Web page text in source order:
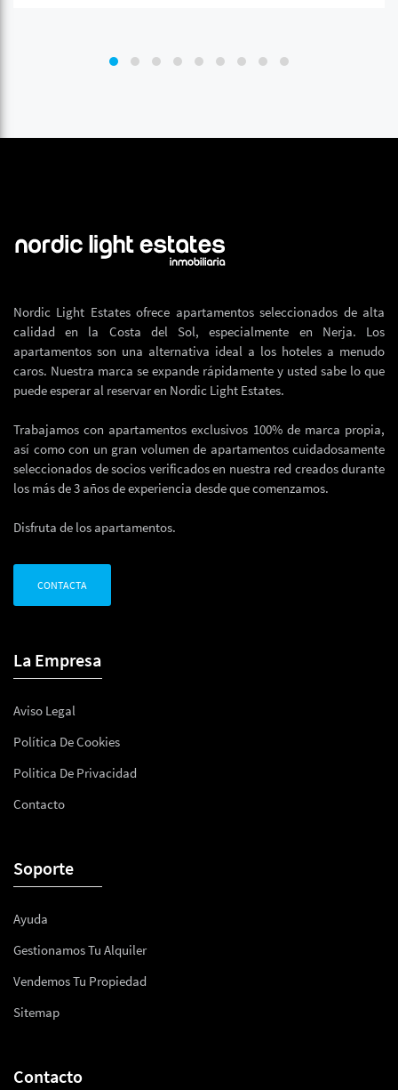
Nordic Light Estates ofrece apartamentos seleccionados de alta
calidad en la Costa del Sol, especialmente en Nerja. Los
apartamentos son una alternativa ideal a los hoteles a menudo
caros. Nuestra marca se expande rápidamente y usted sabe lo que
puede esperar al reservar en Nordic Light Estates.
Trabajamos con apartamentos exclusivos 100% de marca propia,
así como con un gran volumen de apartamentos cuidadosamente
seleccionados de socios verificados en nuestra red creados durante
los más de 3 años de experiencia desde que comenzamos.
Disfruta de los apartamentos.
CONTACTA
La Empresa
Aviso Legal
Política De Cookies
Politica De Privacidad
Contacto
Soporte
Ayuda
Gestionamos Tu Alquiler
Vendemos Tu Propiedad
Sitemap
Contacto